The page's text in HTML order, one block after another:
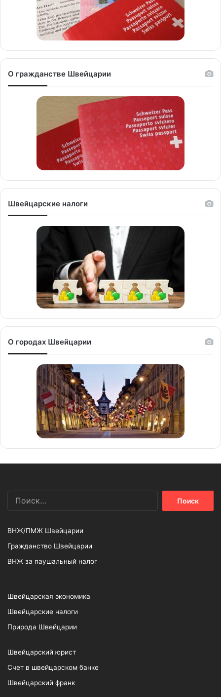
О гражданстве Швейцарии
Швейцарские налоги
О городах Швейцарии
ВНЖ/ПМЖ Швейцарии
Гражданство Швейцарии
ВНЖ за паушальный налог
Швейцарская экономика
Швейцарские налоги
Природа Швейцарии
Швейцарский юрист
Счет в швейцарском банке
Швейцарский франк